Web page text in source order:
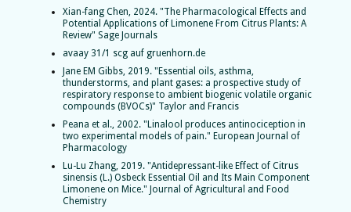
Xian-fang Chen, 2024. "The Pharmacological Effects and
Potential Applications of Limonene From Citrus Plants: A
Review" Sage Journals
avaay 31/1 scg auf gruenhorn.de
Jane EM Gibbs, 2019. "Essential oils, asthma,
thunderstorms, and plant gases: a prospective study of
respiratory response to ambient biogenic volatile organic
compounds (BVOCs)" Taylor and Francis
Peana et al., 2002. "Linalool produces antinociception in
two experimental models of pain." European Journal of
Pharmacology
Lu-Lu Zhang, 2019. "Antidepressant-like Effect of Citrus
sinensis (L.) Osbeck Essential Oil and Its Main Component
Limonene on Mice." Journal of Agricultural and Food
Chemistry